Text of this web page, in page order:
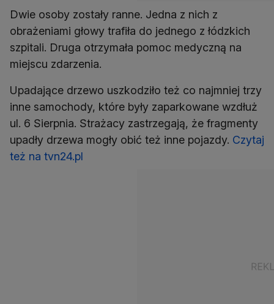
Dwie osoby zostały ranne. Jedna z nich z
obrażeniami głowy trafiła do jednego z łódzkich
szpitali. Druga otrzymała pomoc medyczną na
miejscu zdarzenia.
Upadające drzewo uszkodziło też co najmniej trzy
inne samochody, które były zaparkowane wzdłuż
ul. 6 Sierpnia. Strażacy zastrzegają, że fragmenty
upadły drzewa mogły obić też inne pojazdy. Czytaj
też na tvn24.pl